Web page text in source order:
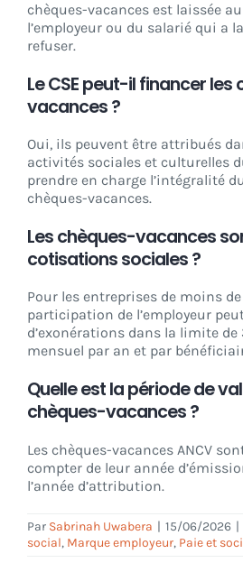
chèques-vacances est laissée
l’employeur ou du salarié qui a
refuser.
Le CSE peut-il financer les
vacances ?
Oui, ils peuvent être attribués
activités sociales et culturelles
prendre en charge l’intégralité
chèques-vacances.
Les chèques-vacances
cotisations sociales ?
Pour les entreprises de moins
participation de l’employeur
d’exonérations dans la limite
mensuel par an et par
Quelle est la période de
chèques-vacances ?
Les chèques-vacances ANCV
compter de leur année
l’année d’attribution.
Par Sabrinah Uwabera | 15/06/2026 |
social, Marque employeur, Paie et